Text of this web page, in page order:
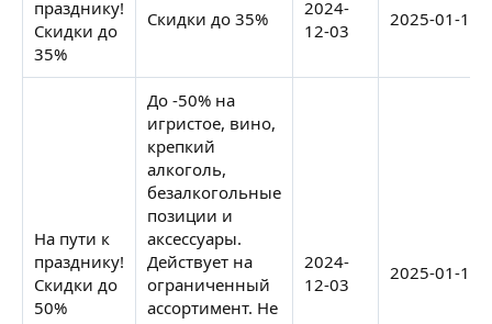
празднику!
Скидки до
35%
Скидки до 35%
2024-
12-03
2025-01-12
На пути к
празднику!
Скидки до
50%
До -50% на
игристое, вино,
крепкий
алкоголь,
безалкогольные
позиции и
аксессуары.
Действует на
ограниченный
ассортимент. Не
2024-
12-03
2025-01-12